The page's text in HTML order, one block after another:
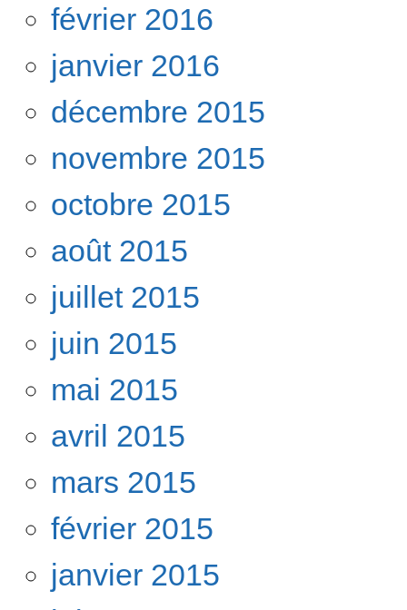
février 2016
janvier 2016
décembre 2015
novembre 2015
octobre 2015
août 2015
juillet 2015
juin 2015
mai 2015
avril 2015
mars 2015
février 2015
janvier 2015